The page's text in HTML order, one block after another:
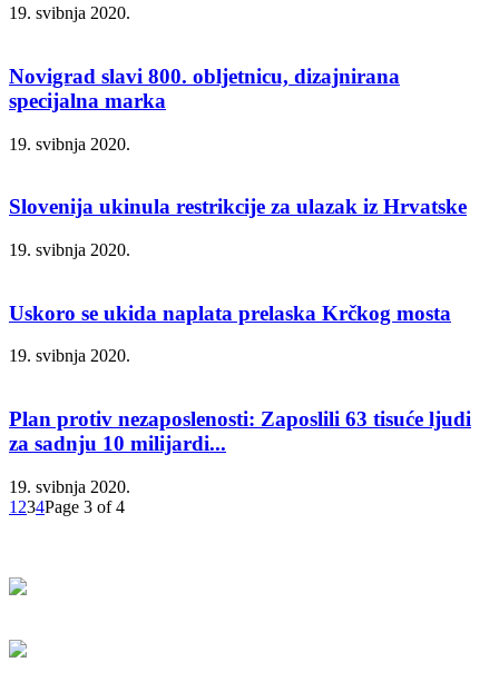
19. svibnja 2020.
Novigrad slavi 800. obljetnicu, dizajnirana
specijalna marka
19. svibnja 2020.
Slovenija ukinula restrikcije za ulazak iz Hrvatske
19. svibnja 2020.
Uskoro se ukida naplata prelaska Krčkog mosta
19. svibnja 2020.
Plan protiv nezaposlenosti: Zaposlili 63 tisuće ljudi
za sadnju 10 milijardi...
19. svibnja 2020.
1 234Page 3 of 4